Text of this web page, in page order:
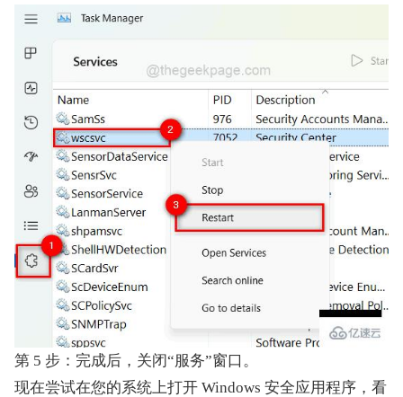
第 5 步：完成后，关闭“服务”窗口。
现在尝试在您的系统上打开 Windows 安全应用程序，看